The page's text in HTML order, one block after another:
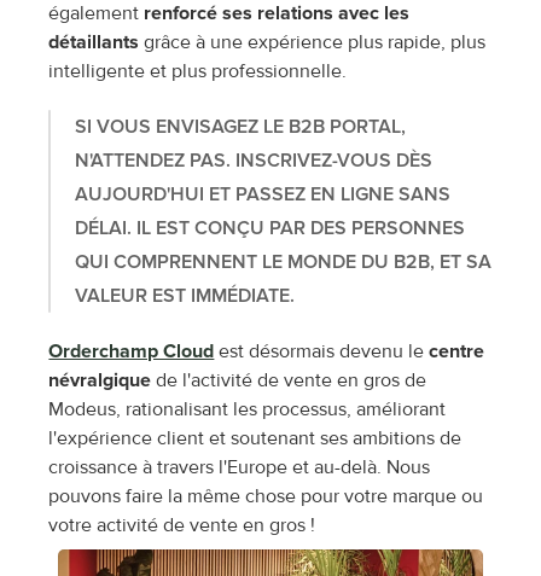
également renforcé ses relations avec les
détaillants grâce à une expérience plus rapide, plus
intelligente et plus professionnelle.
SI VOUS ENVISAGEZ LE B2B PORTAL,
N'ATTENDEZ PAS. INSCRIVEZ-VOUS DÈS
AUJOURD'HUI ET PASSEZ EN LIGNE SANS
DÉLAI. IL EST CONÇU PAR DES PERSONNES
QUI COMPRENNENT LE MONDE DU B2B, ET SA
VALEUR EST IMMÉDIATE.
Orderchamp Cloud est désormais devenu le centre
névralgique de l'activité de vente en gros de
Modeus, rationalisant les processus, améliorant
l'expérience client et soutenant ses ambitions de
croissance à travers l'Europe et au-delà. Nous
pouvons faire la même chose pour votre marque ou
votre activité de vente en gros !